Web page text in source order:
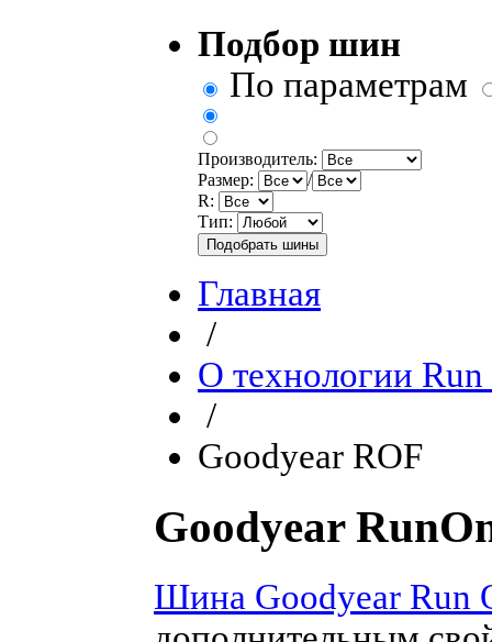
Подбор шин
По параметрам
Производитель:
Размер:
/
R:
Тип:
Главная
/
О технологии Run
/
Goodyear ROF
Goodyear
Шина Goodyear Run